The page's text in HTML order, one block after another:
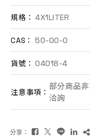
規格： 4X1LITER
CAS： 50-00-0
貨號： 04018-4
注意事項：
部分商品
洽詢
分享：